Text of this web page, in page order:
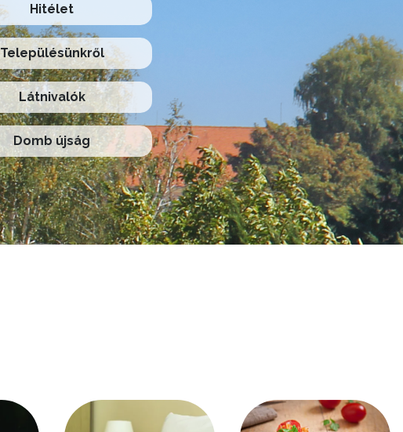
Hitélet
Településünkről
Látnivalók
Domb újság
Kép Kép